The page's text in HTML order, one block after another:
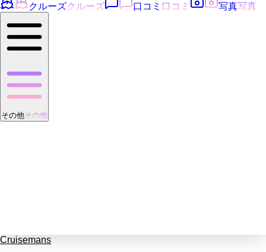
クルーズクルーズ 口コミ 口コミ 写真写真
その他その他
Cruisemans